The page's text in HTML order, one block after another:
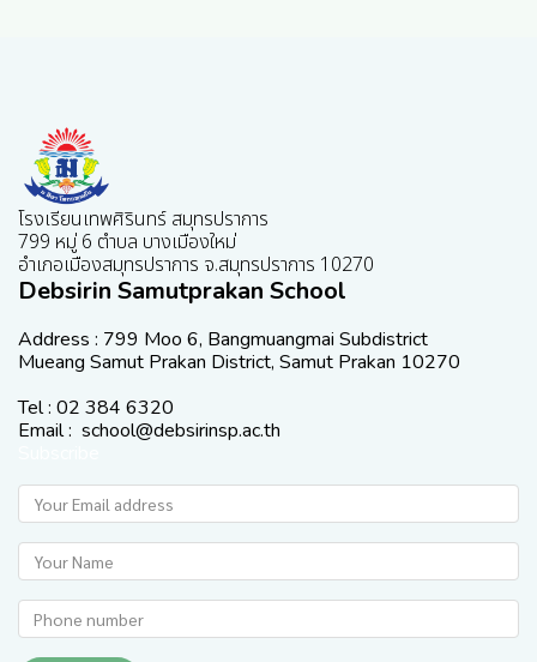
โรงเรียนเทพศิรินทร์ สมุทรปราการ
799 หมู่ 6 ตำบล บางเมืองใหม่
อำเภอเมืองสมุทรปราการ จ.สมุทรปราการ 10270
Debsirin Samutprakan School
Address : 799 Moo 6, Bangmuangmai Subdistrict
Mueang Samut Prakan District, Samut Prakan 10270
Tel : 02 384 6320
Email : school@debsirinsp.ac.th